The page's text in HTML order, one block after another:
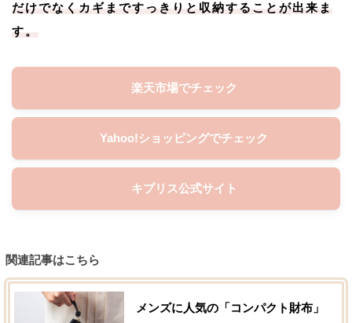
だけでなくカギまですっきりと収納することが出来ま
す。
楽天市場でチェック
Yahoo!ショッピングでチェック
キプリス公式サイト
関連記事はこちら
メンズに人気の「コンパクト財布」